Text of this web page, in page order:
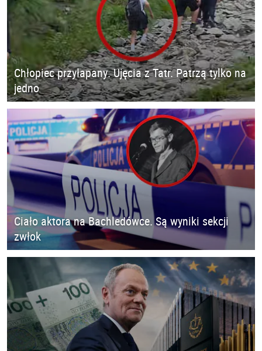
Chłopiec przyłapany. Ujęcia z Tatr. Patrzą tylko na
jedno
Ciało aktora na Bachledówce. Są wyniki sekcji
zwłok